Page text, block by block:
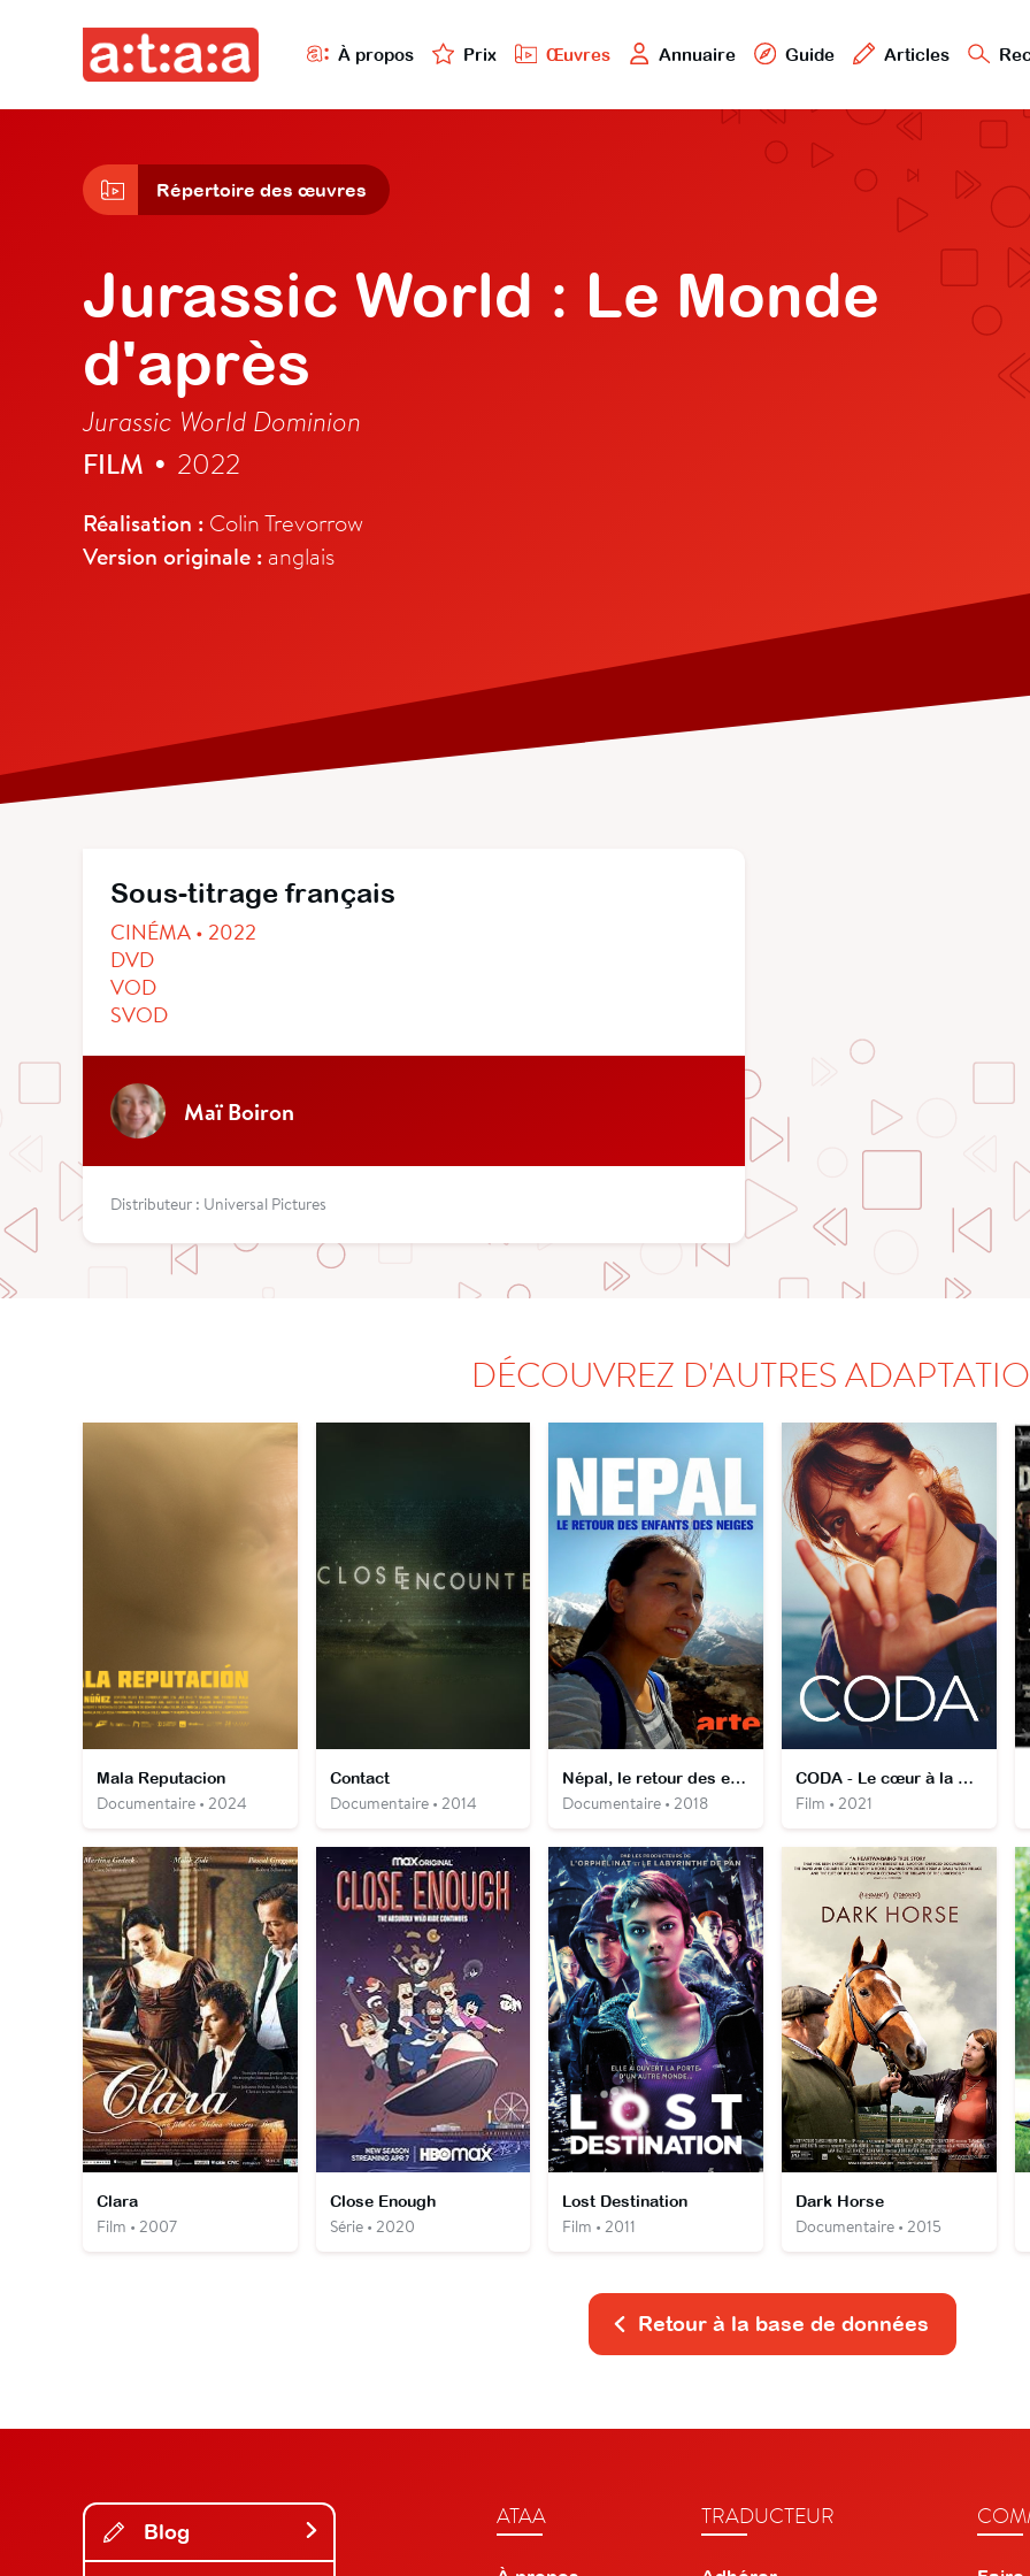
À propos Prix Œuvres Annuaire Guide Articles
Répertoire des œuvres
Jurassic World : Le Monde
d'après
Jurassic World Dominion
FILM • 2022
Réalisation : Colin Trevorrow
Version originale : anglais
Sous-titrage français
CINÉMA • 2022
DVD
VOD
SVOD
Maï Boiron
Distributeur : Universal Pictures
DÉCOUVREZ D'AUTRES
Mala Reputacion
Documentaire • 2024
Contact
Documentaire • 2014
Népal, le retour des enfants des neiges
Documentaire • 2018
CODA - Le cœur à la musique
Film • 2021
Clara
Film • 2007
Close Enough
Série • 2020
Lost Destination
Film • 2011
Dark Horse
Documentaire • 2015
Retour à la base de données
Blog
ATAA TRADUCTEUR